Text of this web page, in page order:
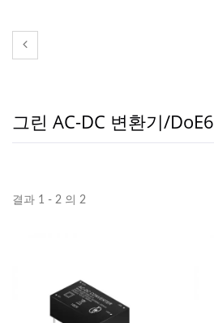
그린 AC-DC 변환기/DoE6
결과 1 - 2 의 2